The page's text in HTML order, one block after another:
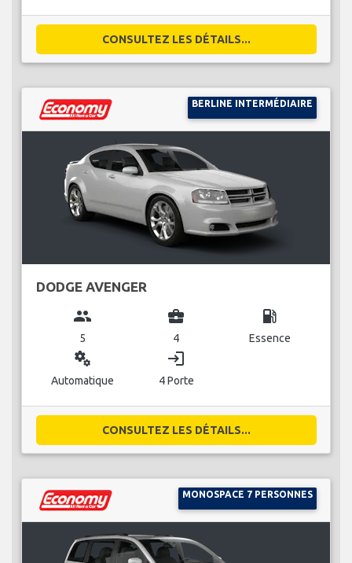
CONSULTEZ LES DÉTAILS...
BERLINE INTERMÉDIAIRE
DODGE AVENGER
group
5
business_center
4
local_gas_station
Essence
miscellaneous_services
Automatique
login
4 Porte
CONSULTEZ LES DÉTAILS...
MONOSPACE 7 PERSONNES